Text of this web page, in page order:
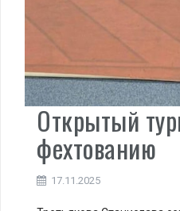
Открытый
фехтованию
17.11.2025